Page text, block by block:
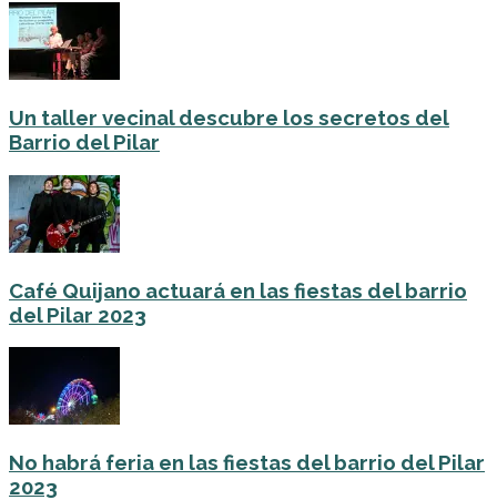
Un taller vecinal descubre los secretos del
Barrio del Pilar
Café Quijano actuará en las fiestas del barrio
del Pilar 2023
No habrá feria en las fiestas del barrio del Pilar
2023